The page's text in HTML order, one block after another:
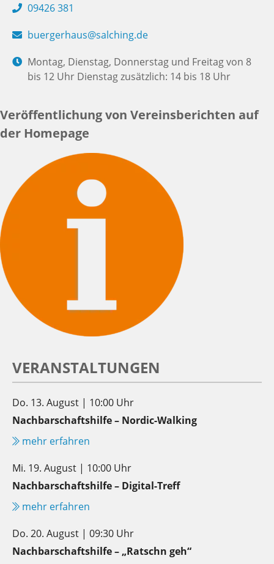
09426 381
buergerhaus@salching.de
Montag, Dienstag, Donnerstag und Freitag von 8
bis 12 Uhr Dienstag zusätzlich: 14 bis 18 Uhr
Veröffentlichung von Vereinsberichten auf
der Homepage
VERANSTALTUNGEN
Do. 13. August | 10:00 Uhr
Nachbarschaftshilfe – Nordic-Walking
mehr erfahren
Mi. 19. August | 10:00 Uhr
Nachbarschaftshilfe – Digital-Treff
mehr erfahren
Do. 20. August | 09:30 Uhr
Nachbarschaftshilfe – „Ratschn geh“